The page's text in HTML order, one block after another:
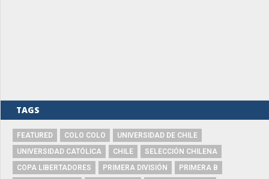
TAGS
FEATURED COLO COLO
UNIVERSIDAD DE CHILE
UNIVERSIDAD CATÓLICA
CHILE
SELECCIÓN CHILENA
COPA LIBERTADORES
PRIMERA DIVISIÓN
PRIMERA B